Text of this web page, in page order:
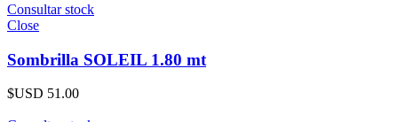
Consultar stock
Close
Sombrilla SOLEIL 1.80 mt
$USD 51.00